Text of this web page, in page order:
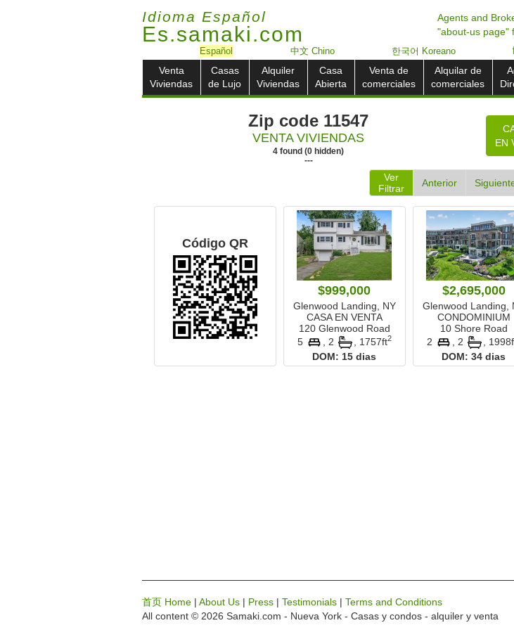
Idioma Español
Es.samaki.com
Agents and
"about-us page"
Español 中文 Chino 한국어 Koreano
Venta
Viviendas
Casas
de Lujo
Alquiler
Viviendas
Casa
Abierta
Venta de
comerciales
Alquilar de
comerciales
Zip code 11547
VENTA VIVIENDAS
4 found (0 hidden)
---
EN
Ver
Filtrar
Anterior
Código QR
$999,000
Glenwood Landing, NY
CASA EN VENTA
120 Glenwood Road
5
, 2 1757ft2
DOM: 15 dias
$2,695,000
Glenwood Landing,
CONDOMINIUM
10 Shore Road
2
, 2
DOM:34 dias
首页 Home | About Us | Press | Testimonials | Terms and Conditions
All content © 2026 Samaki.com - Nueva York - Casas y condos - alquiler y venta